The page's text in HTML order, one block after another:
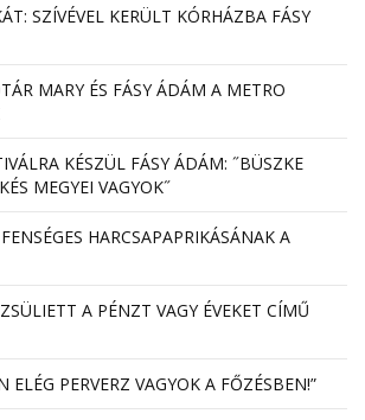
SZÍ­VÉ­VEL KE­RÜLT KÓR­HÁZBA FÁSY
MARY ÉS FÁSY ÁDÁM A METRO
KÉSZÜL FÁSY ÁDÁM: ˝BÜSZKE
MEGYEI VAGYOK˝
HARCSAPAPRIKÁSÁNAK A
A PÉNZT VAGY ÉVEKET CÍMŰ
ELÉG PERVERZ VAGYOK A FŐZÉSBEN!”